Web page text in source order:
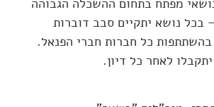
בכל נושא יתקיים סבב דוברות
בהשתתפות כל חברות חברי הפנאל.
לאחר כל דיון.